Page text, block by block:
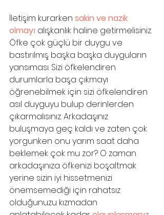
İletişim kurarken sakin ve nazik
olmayı alışkanlık haline getirmelisiniz.
Öfke çok güçlü bir duygu ve
bastırılmış başka başka duyguların
yansıması. Sizi öfkelendiren
durumlarla başa çıkmayı
öğrenebilmek için sizi öfkelendiren
asıl duyguyu bulup derinlerden
çıkarmalısınız. Arkadaşınız
buluşmaya geç kaldı ve zaten çok
yorgunken onu yarım saat daha
beklemek çok mu zor? O zaman
arkadaşınıza öfkenizi boşaltmak
yerine sizin iyi hissetmenizi
önemsemediği için rahatsız
olduğunuzu kızmadan